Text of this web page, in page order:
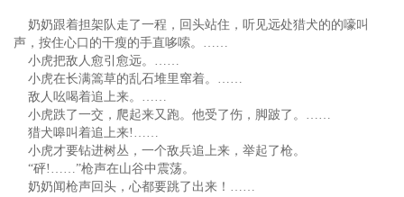
奶奶跟着担架队走了一程，回头站住，听见远处猎犬的的嚎叫
声，按住心口的干瘦的手直哆嗦。……
小虎把敌人愈引愈远。……
小虎在长满篙草的乱石堆里窜着。……
敌人吆喝着追上来。……
小虎跌了一交，爬起来又跑。他受了伤，脚跛了。……
猎犬嗥叫着追上来!……
小虎才要钻进树丛，一个敌兵追上来，举起了枪。
“砰!……”枪声在山谷中震荡。
奶奶闻枪声回头，心都要跳了出来！……